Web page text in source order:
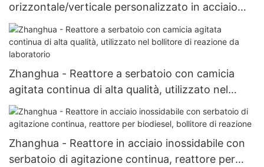
orizzontale/verticale personalizzato in acciaio
inossidabile per acqua, olio commestibile, alcol e
prodotti chimici
Zhanghua - Reattore a serbatoio con camicia
agitata continua di alta qualità, utilizzato nel
bollitore di reazione da laboratorio
Zhanghua - Reattore in acciaio inossidabile con
serbatoio di agitazione continua, reattore per